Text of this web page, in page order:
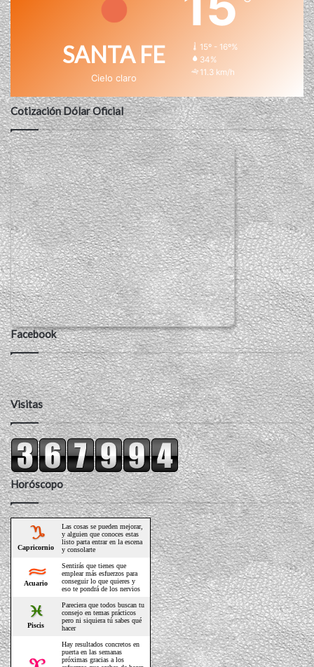
SANTA FE
Cielo claro
15º - 16º%
34%
11.3 km/h
Cotización Dólar Oficial
Facebook
Visitas
Horóscopo